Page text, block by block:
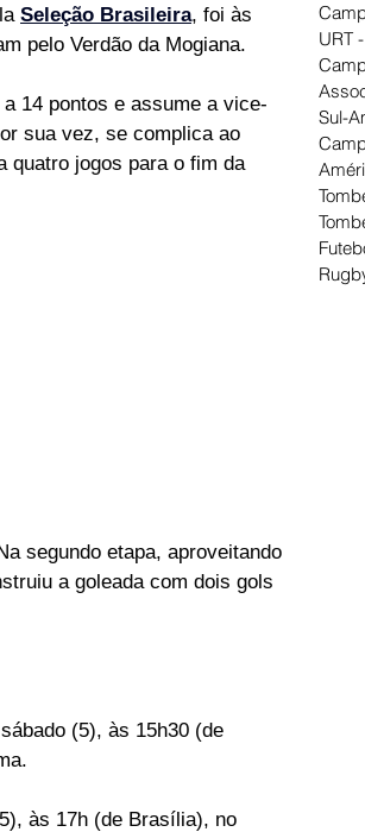
Seleção Brasileira, foi às
pelo Verdão da Mogiana.
14 pontos e assume a vice-
sua vez, se complica ao
quatro jogos para o fim da
segundo etapa, aproveitando
a goleada com dois gols
(5), às 15h30 (de
às 17h (de Brasília), no
URT
Sul-